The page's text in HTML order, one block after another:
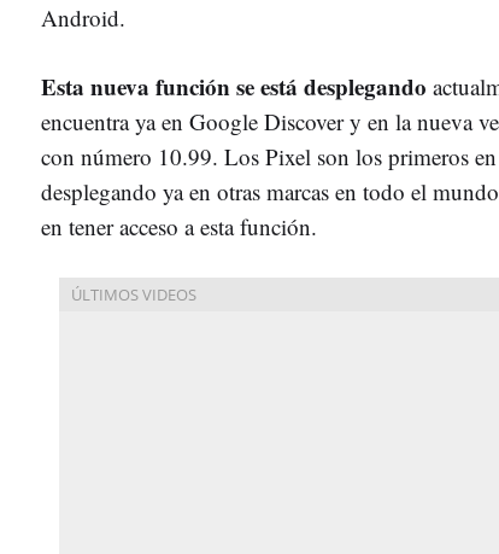
Android.
Esta nueva función se está desplegando
encuentra ya en Google Discover y en la nueva
con número 10.99. Los Pixel son los primeros en
desplegando ya en otras marcas en todo el
en tener acceso a esta función.